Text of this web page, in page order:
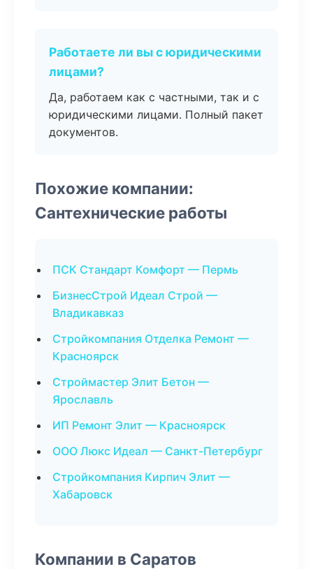
Работаете ли вы с юридическими
лицами?
Да, работаем как с частными, так и с
юридическими лицами. Полный пакет
документов.
Похожие компании:
Сантехнические работы
ПСК Стандарт Комфорт — Пермь
БизнесСтрой Идеал Строй —
Владикавказ
Стройкомпания Отделка Ремонт —
Красноярск
Строймастер Элит Бетон —
Ярославль
ИП Ремонт Элит — Красноярск
ООО Люкс Идеал — Санкт-Петербург
Стройкомпания Кирпич Элит —
Хабаровск
Компании в Саратов